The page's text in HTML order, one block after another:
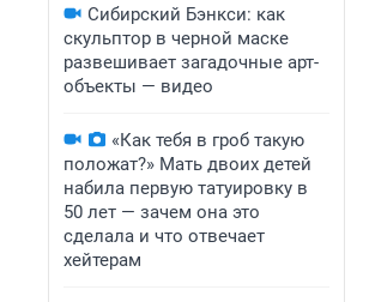
Сибирский Бэнкси: как
скульптор в черной маске
развешивает загадочные арт-
объекты — видео
«Как тебя в гроб такую
положат?» Мать двоих детей
набила первую татуировку в
50 лет — зачем она это
сделала и что отвечает
хейтерам